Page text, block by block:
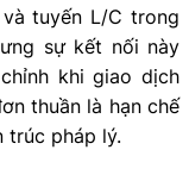
tuyến L/C trong
sự kết nối này
khi giao dịch
thuần là hạn chế
trúc pháp lý.